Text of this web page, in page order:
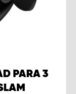
PARA 3